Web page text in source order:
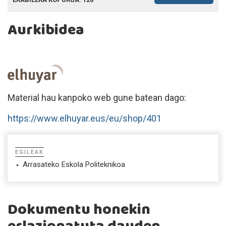
Aurkibidea
Material hau kanpoko web gune batean dago:
https://www.elhuyar.eus/eu/shop/401
EGILEAK
Arrasateko Eskola Politeknikoa
Dokumentu honekin